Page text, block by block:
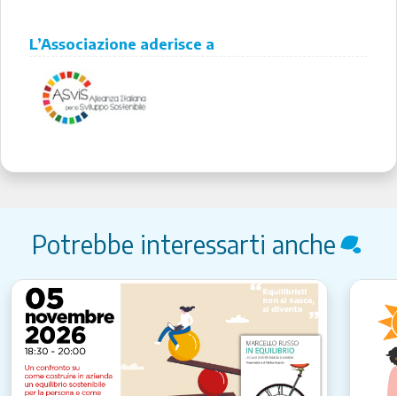
L’Associazione aderisce a
Potrebbe interessarti anche